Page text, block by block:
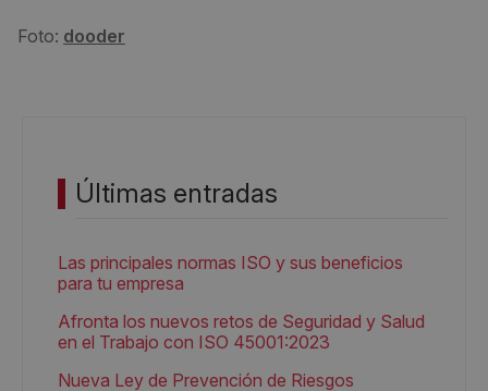
Foto: dooder
Últimas entradas
Las principales normas ISO y sus beneficios
para tu empresa
Afronta los nuevos retos de Seguridad y Salud
en el Trabajo con ISO 45001:2023
Nueva Ley de Prevención de Riesgos